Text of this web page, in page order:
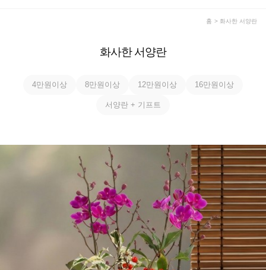
홈 화사한 서양란
화사한 서양란
4만원이상 8만원이상 12만원이상 16만원이상
서양란 + 기프트